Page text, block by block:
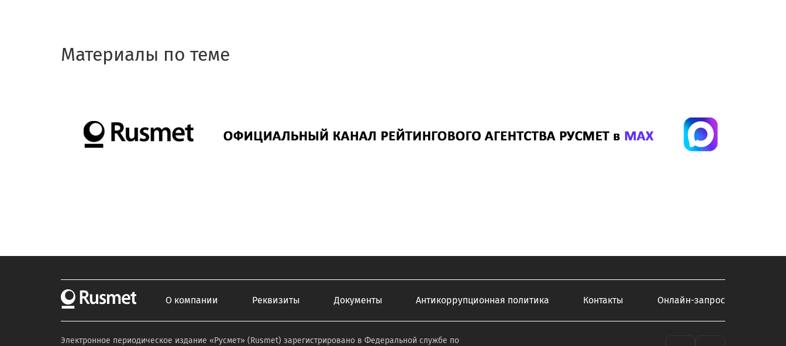
Материалы по теме
О компании Реквизиты Документы Антикоррупционная политика Контакты Онлайн-запрос
Электронное периодическое издание «Русмет» (Rusmet) зарегистрировано в Федеральной службе по